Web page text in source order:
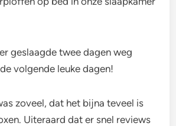
geslaagde twee dagen weg
volgende leuke dagen!
zoveel, dat het bijna teveel is
Uiteraard dat er snel reviews